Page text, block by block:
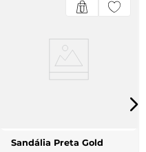
Sandália Preta Gold